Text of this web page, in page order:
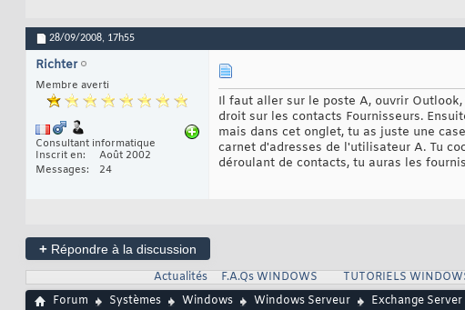
28/09/2008, 17h55
Richter
Membre averti
Consultant informatique
Inscrit en
Août 2002
Messages
24
Il faut aller sur le poste A, ouvrir
droit sur les contacts Fournisseurs.
mais dans cet onglet, tu as juste une
carnet d'adresses de l'utilisateur A. Tu
déroulant de contacts, tu auras les
+ Répondre à la discussion
Actualités
F.A.Qs WINDOWS TUTORIELS
Forum
Systèmes Windows Windows Serveur Exchange Server